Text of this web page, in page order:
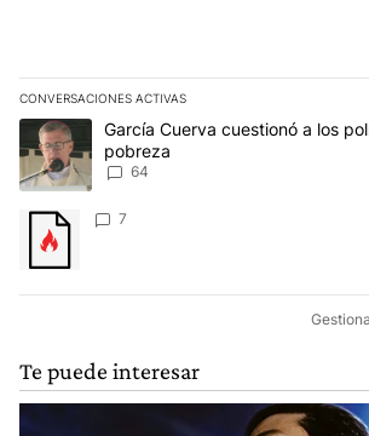
CONVERSACIONES ACTIVAS
Este listado muestra los artículos con más
Un artículo de tendencia con el título
García Cuerva cuestionó a los
pobreza
64
Un artículo de tendencia con el título "" con
7